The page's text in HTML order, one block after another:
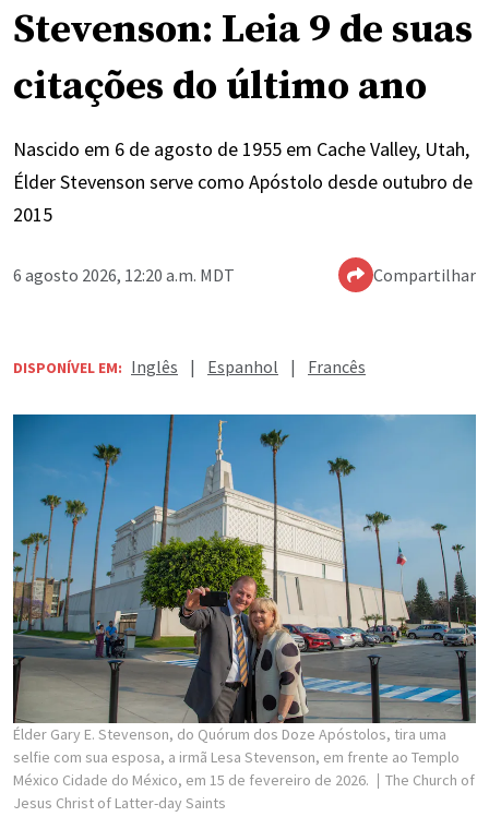
Stevenson: Leia 9 de suas
citações do último ano
Nascido em 6 de agosto de 1955 em Cache Valley, Utah,
Élder Stevenson serve como Apóstolo desde outubro de
2015
6 agosto 2026, 12:20 a.m. MDT Compartilhar
DISPONÍVEL EM: Inglês | Espanhol | Francês
Élder Gary E. Stevenson, do Quórum dos Doze Apóstolos, tira uma
selfie com sua esposa, a irmã Lesa Stevenson, em frente ao Templo
México Cidade do México, em 15 de fevereiro de 2026.
The Church of
Jesus Christ of Latter-day Saints